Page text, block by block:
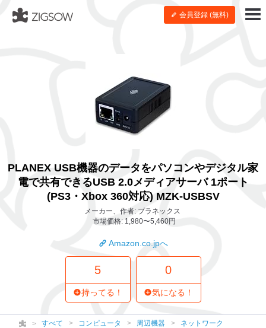
会員登録 (無料)
PLANEX USB機器のデータをパソコンやデジタル家
電で共有できるUSB 2.0メディアサーバ 1ポート
(PS3・Xbox 360対応) MZK-USBSV
メーカー、作者: プラネックス
市場価格: 1,980〜5,460円
Amazon.co.jpへ
5
持ってる！
0
気になる！
すべて コンピュータ 周辺機器 ネットワーク